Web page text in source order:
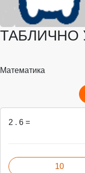
Математика
2 . 6 =
10